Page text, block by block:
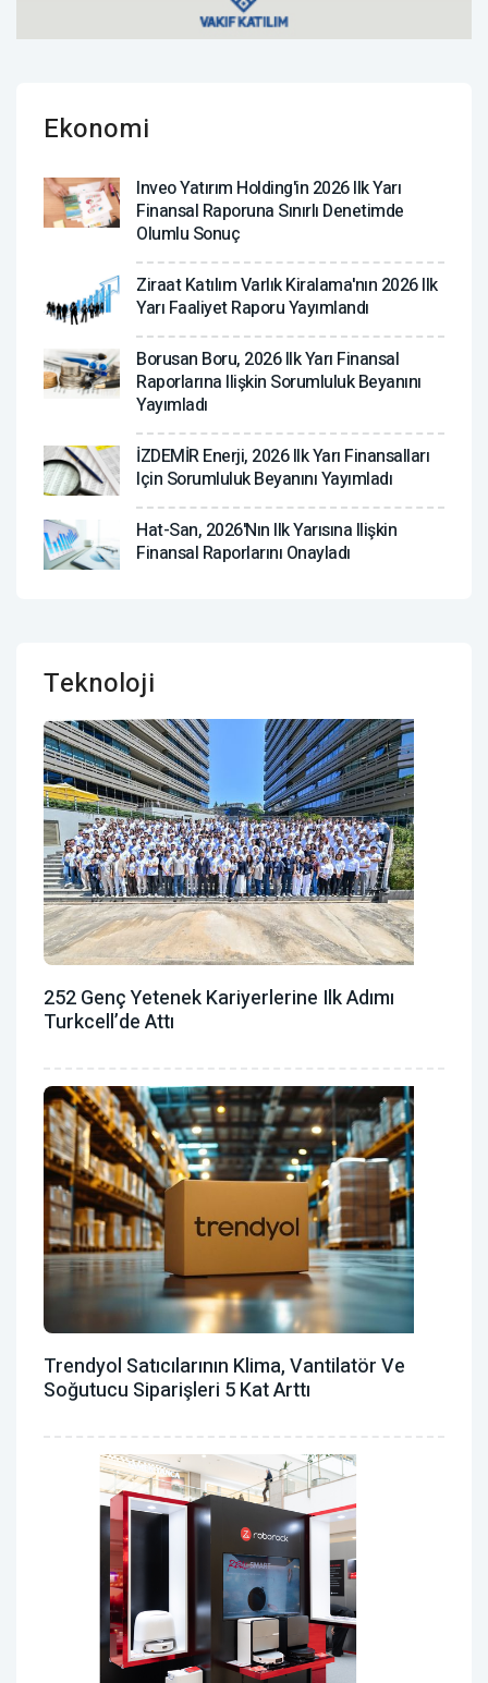
Ekonomi
Inveo Yatırım Holding'in 2026 Ilk Yarı
Finansal Raporuna Sınırlı Denetimde
Olumlu Sonuç
Ziraat Katılım Varlık Kiralama'nın 2026 Ilk
Yarı Faaliyet Raporu Yayımlandı
Borusan Boru, 2026 Ilk Yarı Finansal
Raporlarına Ilişkin Sorumluluk Beyanını
Yayımladı
İZDEMİR Enerji, 2026 Ilk Yarı Finansalları
Için Sorumluluk Beyanını Yayımladı
Hat-San, 2026'nın Ilk Yarısına Ilişkin
Finansal Raporlarını Onayladı
Teknoloji
252 Genç Yetenek Kariyerlerine Ilk Adımı
Turkcell’de Attı
Trendyol Satıcılarının Klima, Vantilatör ‎ve
Soğutucu Siparişleri 5 Kat Arttı